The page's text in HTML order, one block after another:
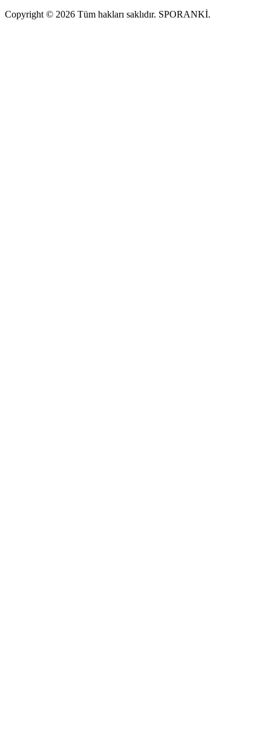
Copyright © 2026 Tüm hakları saklıdır. SPORANKİ.